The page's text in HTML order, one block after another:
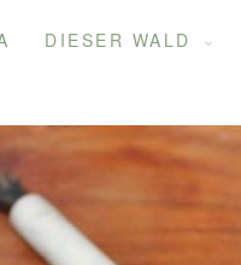
DIESER WALD